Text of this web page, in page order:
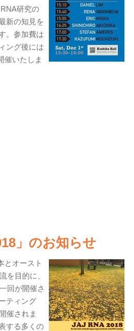
研究の
新の知見を
。参加費は
ング後には
催いたしま
」のお知らせ
とオースト
を目的に、
回が開催さ
ティング
催されま
する多くの